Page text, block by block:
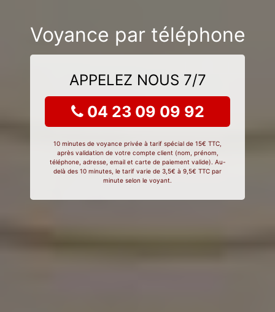
Voyance par téléphone
APPELEZ NOUS 7/7
04 23 09 09 92
10 minutes de voyance privée à tarif spécial de 15€ TTC,
après validation de votre compte client (nom, prénom,
téléphone, adresse, email et carte de paiement valide). Au-
delà des 10 minutes, le tarif varie de 3,5€ à 9,5€ TTC par
minute selon le voyant.